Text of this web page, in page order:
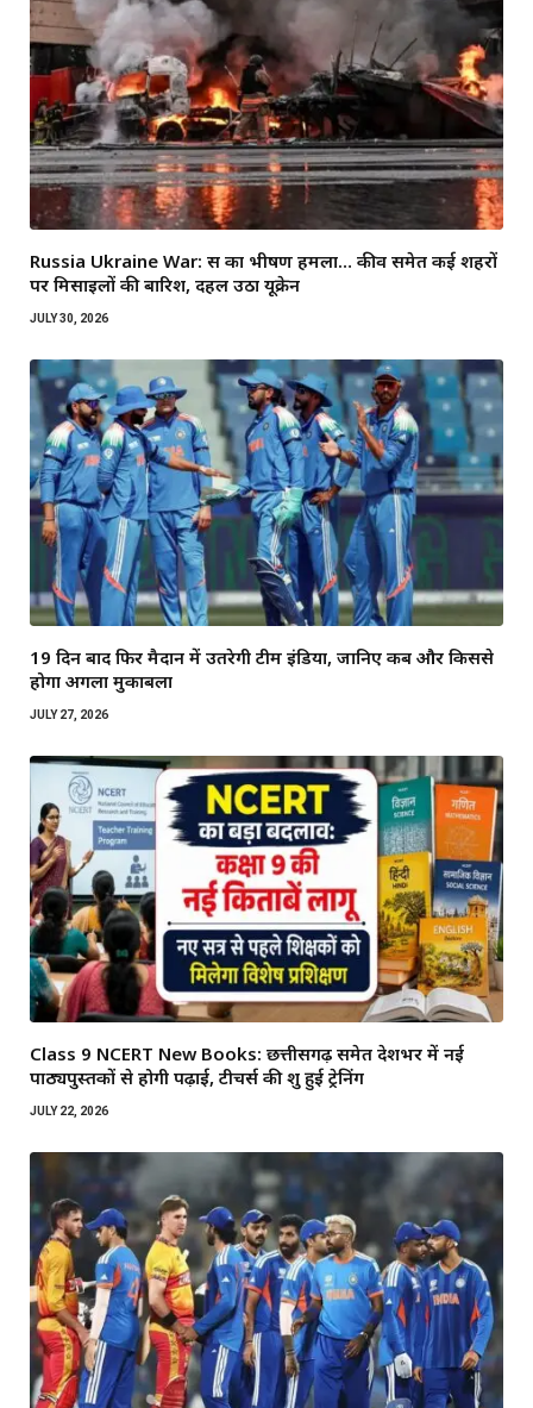
Russia Ukraine War: रूस का भीषण हमला… कीव समेत कई शहरों
पर मिसाइलों की बारिश, दहल उठा यूक्रेन
JULY 30, 2026
19 दिन बाद फिर मैदान में उतरेगी टीम इंडिया, जानिए कब और किससे
होगा अगला मुकाबला
JULY 27, 2026
Class 9 NCERT New Books: छत्तीसगढ़ समेत देशभर में नई
पाठ्यपुस्तकों से होगी पढ़ाई, टीचर्स की शुरू हुई ट्रेनिंग
JULY 22, 2026